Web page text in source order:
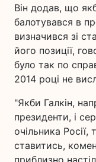
Він додав, що
балотувався в
визначився зі
його позиції,
було так по
2014 році не
"Якби Галкін,
президенти, і
очільника
ставитись,
приблизно